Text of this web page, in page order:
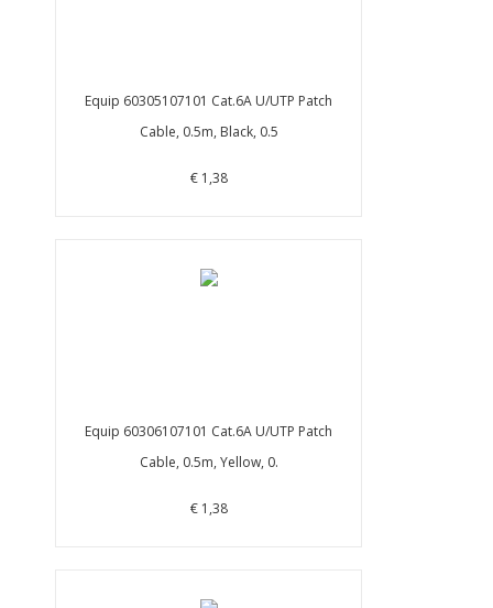
Equip 60305107101 Cat.6A U/UTP Patch
Cable, 0.5m, Black, 0.5
€ 1,38
Equip 60306107101 Cat.6A U/UTP Patch
Cable, 0.5m, Yellow, 0.
€ 1,38